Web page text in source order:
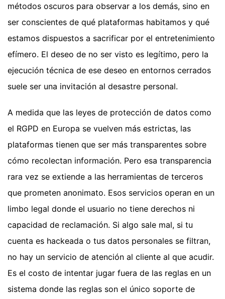
métodos oscuros para observar a los demás, sino en
ser conscientes de qué plataformas habitamos y qué
estamos dispuestos a sacrificar por el entretenimiento
efímero. El deseo de no ser visto es legítimo, pero la
ejecución técnica de ese deseo en entornos cerrados
suele ser una invitación al desastre personal.
A medida que las leyes de protección de datos como
el RGPD en Europa se vuelven más estrictas, las
plataformas tienen que ser más transparentes sobre
cómo recolectan información. Pero esa transparencia
rara vez se extiende a las herramientas de terceros
que prometen anonimato. Esos servicios operan en un
limbo legal donde el usuario no tiene derechos ni
capacidad de reclamación. Si algo sale mal, si tu
cuenta es hackeada o tus datos personales se filtran,
no hay un servicio de atención al cliente al que acudir.
Es el costo de intentar jugar fuera de las reglas en un
sistema donde las reglas son el único soporte de